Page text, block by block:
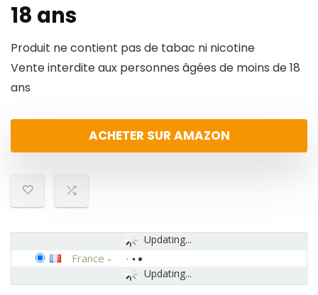
18 ans
Produit ne contient pas de tabac ni nicotine
Vente interdite aux personnes âgées de moins de 18
ans
ACHETER SUR AMAZON
Updating...
Updating...
France -